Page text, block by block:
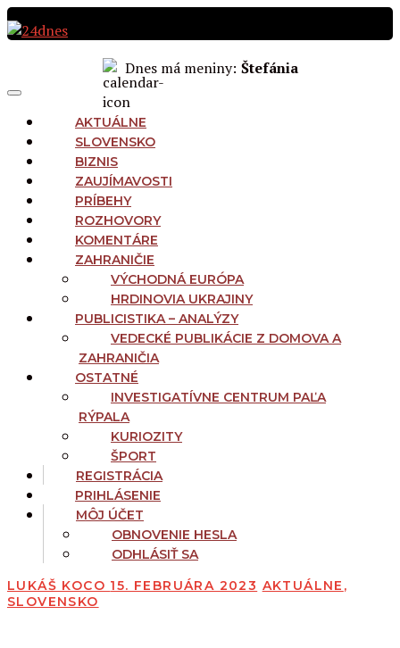
Preskočiť
na
Dnes má meniny: Štefánia
NAVIGATION
Menu
AKTUÁLNE
SLOVENSKO
BIZNIS
ZAUJÍMAVOSTI
PRÍBEHY
ROZHOVORY
KOMENTÁRE
ZAHRANIČIE
VÝCHODNÁ EURÓPA
HRDINOVIA UKRAJINY
PUBLICISTIKA – ANALÝZY
VEDECKÉ PUBLIKÁCIE Z DOMOVA A
ZAHRANIČIA
OSTATNÉ
INVESTIGATÍVNE CENTRUM PAĽA
RÝPALA
KURIOZITY
ŠPORT
REGISTRÁCIA
PRIHLÁSENIE
MÔJ ÚČET
OBNOVENIE HESLA
ODHLÁSIŤ SA
LUKÁŠ KOCO 15. FEBRUÁRA 2023 AKTUÁLNE ,
SLOVENSKO